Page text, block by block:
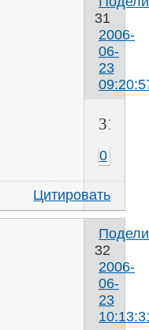
31
2006-
06-
23
31
0
Цитировать
32
2006-
06-
23